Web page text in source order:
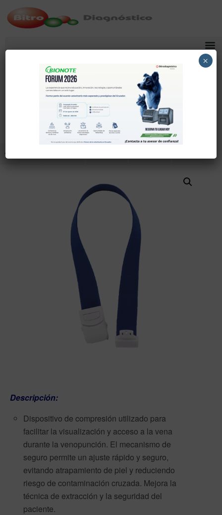
Noviembre 14, 2025
Torniquete Con Seguro
Descripción:
Dispositivo de compresión utilizado para
facilitar la visualización y acceso a la vena
durante la venopunción. El mecanismo de
seguro permite un ajuste rápido y seguro,
evitando atrapamiento de piel y reduciendo
riesgo de contaminación cruzada. Mejora la
técnica de extracción y la seguridad del
paciente.
×